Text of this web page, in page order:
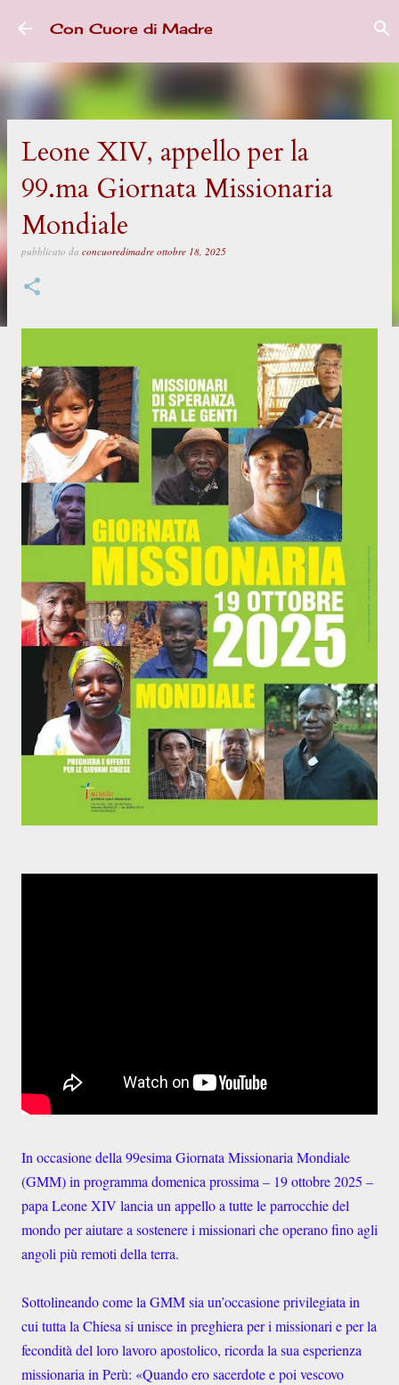
Passa ai contenuti principali
Con Cuore di Madre
Leone XIV, appello per la
99.ma Giornata Missionaria
Mondiale
pubblicato da concuoredimadre ottobre 18, 2025
In occasione della 99esima Giornata Missionaria Mondiale
(GMM) in programma domenica prossima – 19 ottobre 2025 –
papa Leone XIV lancia un appello a tutte le parrocchie del
mondo per aiutare a sostenere i missionari che operano fino agli
angoli più remoti della terra.
Sottolineando come la GMM sia un’occasione privilegiata in
cui tutta la Chiesa si unisce in preghiera per i missionari e per la
fecondità del loro lavoro apostolico, ricorda la sua esperienza
missionaria in Perù: «Quando ero sacerdote e poi vescovo